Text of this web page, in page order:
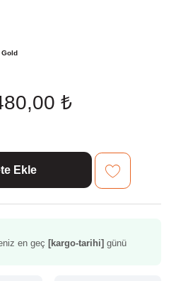
₺Şu
Ekle
en geç [kargo-tarihi] günü